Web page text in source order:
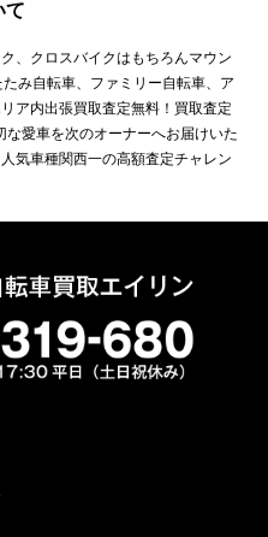
て
、クロスバイクはもちろんマウン
み自転車、ファミリー自転車、ア
ア内出張買取査定無料！買取査定
愛車を次のオーナーへお届けいた
気車種関西一の高額査定チャレン